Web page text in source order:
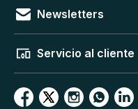
Newsletters
Servicio al cliente